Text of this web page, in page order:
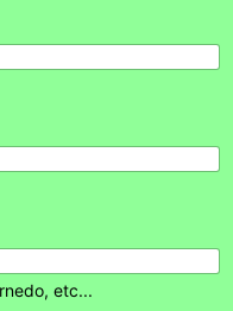
etc...